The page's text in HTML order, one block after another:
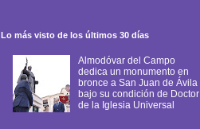
Lo más visto de los últimos 30 días
Almodóvar del Campo
dedica un monumento en
bronce a San Juan de Ávila
bajo su condición de Doctor
de la Iglesia Universal